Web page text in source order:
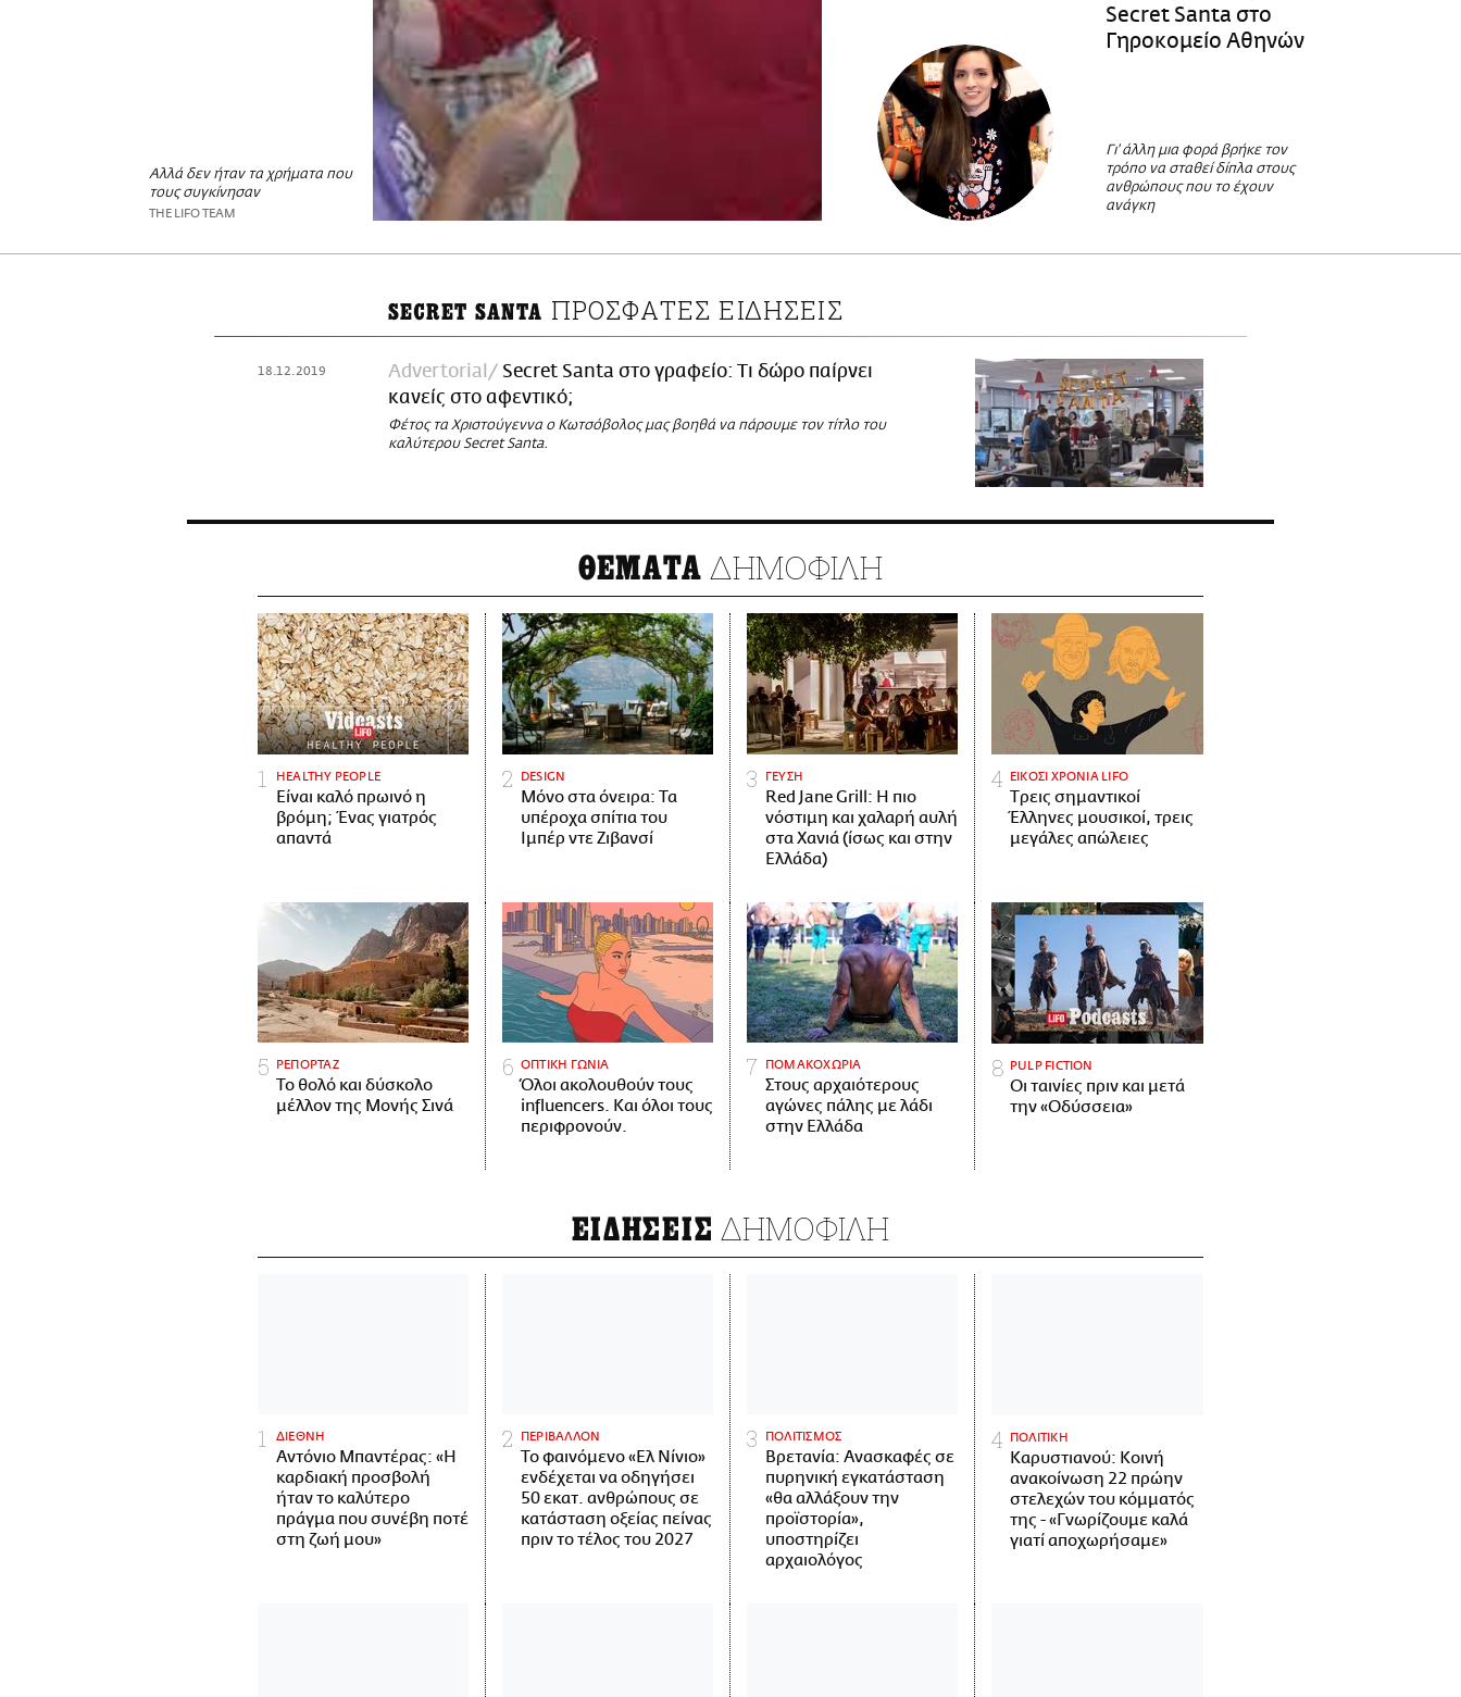
Αλλά δεν ήταν τα χρήματα που
τους συγκίνησαν
THE LIFO TEAM
Secret Santa στο
Γηροκομείο Αθηνών
Γι' άλλη μια φορά βρήκε τον
τρόπο να σταθεί δίπλα στους
ανθρώπους που το έχουν
ανάγκη
SECRET SANTA ΠΡΟΣΦΑΤΕΣ ΕΙΔΗΣΕΙΣ
18.12.2019 Advertorial
Secret Santa στο γραφείο: Τι δώρο παίρνει
κανείς στο αφεντικό;
Φέτος τα Χριστούγεννα ο Κωτσόβολος μας βοηθά να πάρουμε τον τίτλο του
καλύτερου Secret Santa.
ΘΕΜΑΤΑ ΔΗΜΟΦΙΛΗ
HEALTHY PEOPLE
Είναι καλό πρωινό η
βρόμη; Ένας γιατρός
απαντά
DESIGN
Μόνο στα όνειρα: Τα
υπέροχα σπίτια του
Ιμπέρ ντε Ζιβανσί
ΓΕΥΣΗ
Red Jane Grill: Η πιο
νόστιμη και χαλαρή αυλή
στα Χανιά (ίσως και στην
Ελλάδα)
ΕΙΚΟΣΙ ΧΡΟΝΙΑ LIFO
Tρεις σημαντικοί
Έλληνες μουσικοί, τρεις
μεγάλες απώλειες
ΡΕΠΟΡΤΑΖ
Το θολό και δύσκολο
μέλλον της Μονής Σινά
ΟΠΤΙΚΗ ΓΩΝΙΑ
Όλοι ακολουθούν τους
influencers. Και όλοι τους
περιφρονούν.
ΠΟΜΑΚΟΧΩΡΙΑ
Στους αρχαιότερους
αγώνες πάλης με λάδι
στην Ελλάδα
PULP FICTION
Οι ταινίες πριν και μετά
την «Οδύσσεια»
ΕΙΔΗΣΕΙΣ ΔΗΜΟΦΙΛΗ
ΔΙΕΘΝΗ
Αντόνιο Μπαντέρας: «Η
καρδιακή προσβολή
ήταν το καλύτερο
πράγμα που συνέβη ποτέ
στη ζωή μου»
ΠΕΡΙΒΑΛΛΟΝ
Το φαινόμενο «Ελ Νίνιο»
ενδέχεται να οδηγήσει
50 εκατ. ανθρώπους σε
κατάσταση οξείας πείνας
πριν το τέλος του 2027
ΠΟΛΙΤΙΣΜΟΣ
Βρετανία: Ανασκαφές σε
πυρηνική εγκατάσταση
«θα αλλάξουν την
προϊστορία»,
υποστηρίζει
αρχαιολόγος
ΠΟΛΙΤΙΚΗ
Καρυστιανού: Κοινή
ανακοίνωση 22 πρώην
στελεχών του κόμματός
της - «Γνωρίζουμε καλά
γιατί αποχωρήσαμε»